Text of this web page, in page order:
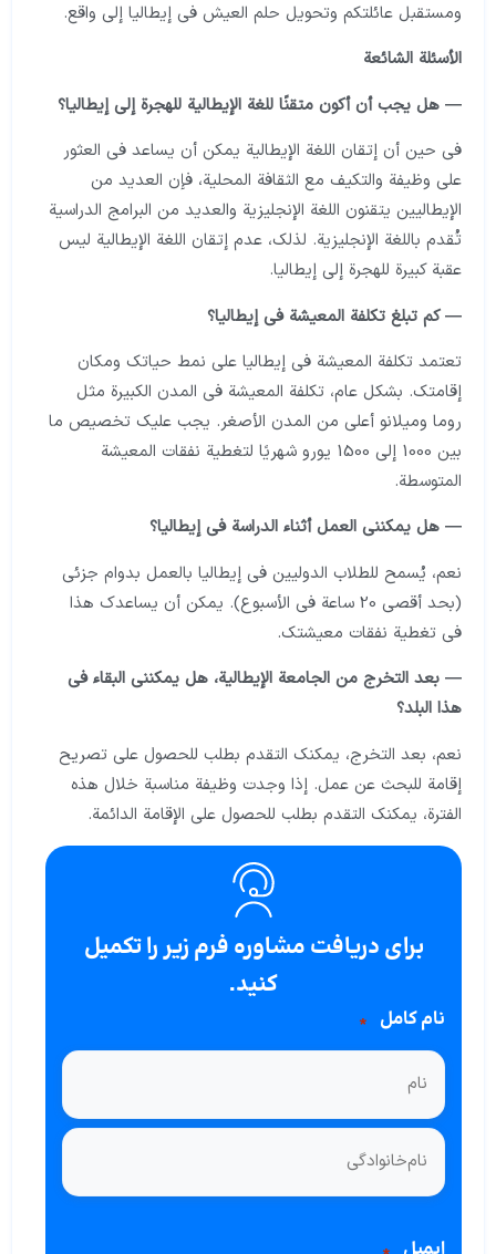
ومستقبل عائلتكم وتحويل حلم العيش في إيطاليا إلى واقع.
الأسئلة الشائعة
— هل يجب أن أكون متقنًا للغة الإيطالية للهجرة إلى إيطاليا؟
في حين أن إتقان اللغة الإيطالية يمكن أن يساعد في العثور
على وظيفة والتكيف مع الثقافة المحلية، فإن العديد من
الإيطاليين يتقنون اللغة الإنجليزية والعديد من البرامج الدراسية
تُقدم باللغة الإنجليزية. لذلك، عدم إتقان اللغة الإيطالية ليس
عقبة كبيرة للهجرة إلى إيطاليا.
— كم تبلغ تكلفة المعيشة في إيطاليا؟
تعتمد تكلفة المعيشة في إيطاليا على نمط حياتك ومكان
إقامتك. بشكل عام، تكلفة المعيشة في المدن الكبيرة مثل
روما وميلانو أعلى من المدن الأصغر. يجب عليك تخصيص ما
بين 1000 إلى 1500 يورو شهريًا لتغطية نفقات المعيشة
المتوسطة.
— هل يمكنني العمل أثناء الدراسة في إيطاليا؟
نعم، يُسمح للطلاب الدوليين في إيطاليا بالعمل بدوام جزئي
(بحد أقصى 20 ساعة في الأسبوع). يمكن أن يساعدك هذا
في تغطية نفقات معيشتك.
— بعد التخرج من الجامعة الإيطالية، هل يمكنني البقاء في
هذا البلد؟
نعم، بعد التخرج، يمكنك التقدم بطلب للحصول على تصريح
إقامة للبحث عن عمل. إذا وجدت وظيفة مناسبة خلال هذه
الفترة، يمكنك التقدم بطلب للحصول على الإقامة الدائمة.
برای دریافت مشاوره فرم زیر را تکمیل
کنید.
نام کامل *